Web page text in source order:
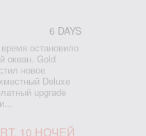
6 DAYS
остановило
океан. Gold
новое
Deluxe
upgrade
10 НОЧЕЙ